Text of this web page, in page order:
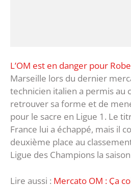
L’OM est en danger pour
Marseille lors du dernier
technicien italien a permis au
retrouver sa forme et de
pour le sacre en Ligue 1. Le
France lui a échappé, mais il
deuxième place au
Ligue des Champions la
Lire aussi : Mercato OM : Ça